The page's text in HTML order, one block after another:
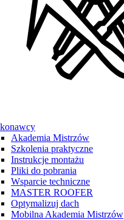
Akademia Mistrzów
Szkolenia praktyczne
Instrukcje montażu
Pliki do pobrania
Wsparcie techniczne
MASTER ROOFER
Optymalizuj dach
Mobilna Akademia Mistrzów